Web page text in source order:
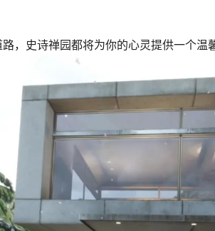
，史诗禅园都将为你的心灵提供一个温